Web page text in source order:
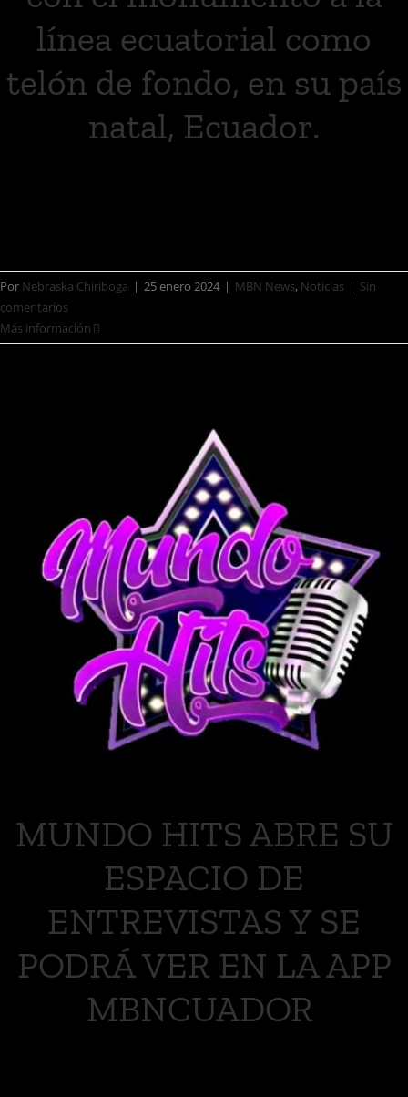
línea ecuatorial como
telón de fondo, en su país
natal, Ecuador.
Por Nebraska Chiriboga | 25 enero 2024 | MBN News, Noticias | Sin
comentarios
Más información
MUNDO HITS ABRE SU
ESPACIO DE
ENTREVISTAS Y SE
PODRÁ VER EN LA APP
MBNCUADOR